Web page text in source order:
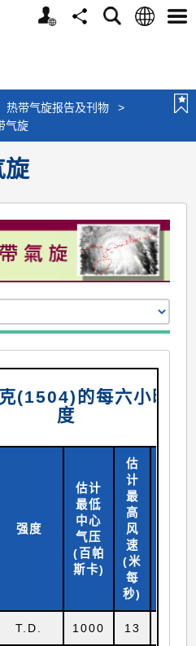
个
分
搜
语
选
热带气旋报告及刊物
>
气旋
旋
(1504)的每六小时位
度
强度
估计
最低
中心
气压
(百帕
斯卡)
估
计
最
高
风
速
(米
每
秒)
T.D. 1000 13